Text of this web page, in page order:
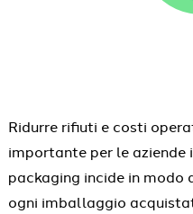
Ridurre rifiuti e costi
importante per le
packaging incide in
ogni imballaggio